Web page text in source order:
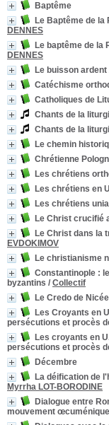
Baptême
Le Baptême de la
DENNES
Le baptême de la
DENNES
Le buisson ardent
Catéchisme
Catholiques de
Chants de la
Chants de la
Le chemin
Chrétienne
Les chrétiens
Les chrétiens en
Les chrétiens
Le Christ crucifié
Le Christ dans la
EVDOKIMOV
Le christianisme
Constantinople :
byzantins / Collectif
Le Credo de
Les Croyants en
persécutions et procès
Les croyants en
persécutions et procès
Décembre
La déification de
Myrrha LOT-BORODINE
Dialogue entre
mouvement